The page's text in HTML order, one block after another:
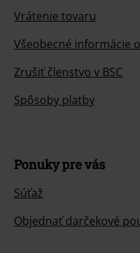
Vrátenie tovaru
Všeobecné informácie
Zrušiť členstvo v BSC
Spôsoby platby
Ponuky pre vás
Súťaž
Objednať darčekové